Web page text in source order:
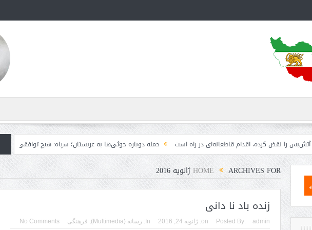
اقدام قاطعانه‌ای در راه است حمله دوباره حوثی‌ها به عربستان؛ سپاه: هیچ توافقی را نهایی نخواهیم
HOME ARCHIVES FOR ژانویه 2016
زنده باد نا دانی
Posted By: admin
on: ژانویه 24, 2016 In: رسانه (Multimedia) فرهنگی No Comments